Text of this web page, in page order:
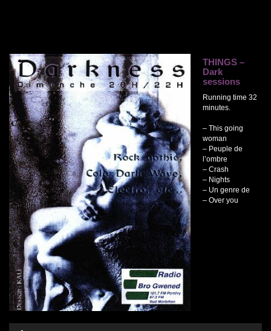
THINGS –
Dark
sessions
Running time 32
minutes.
– This going
woman
– Peuple de
l’ombre
– Crash
– Nights
– Un genre de
– Over you